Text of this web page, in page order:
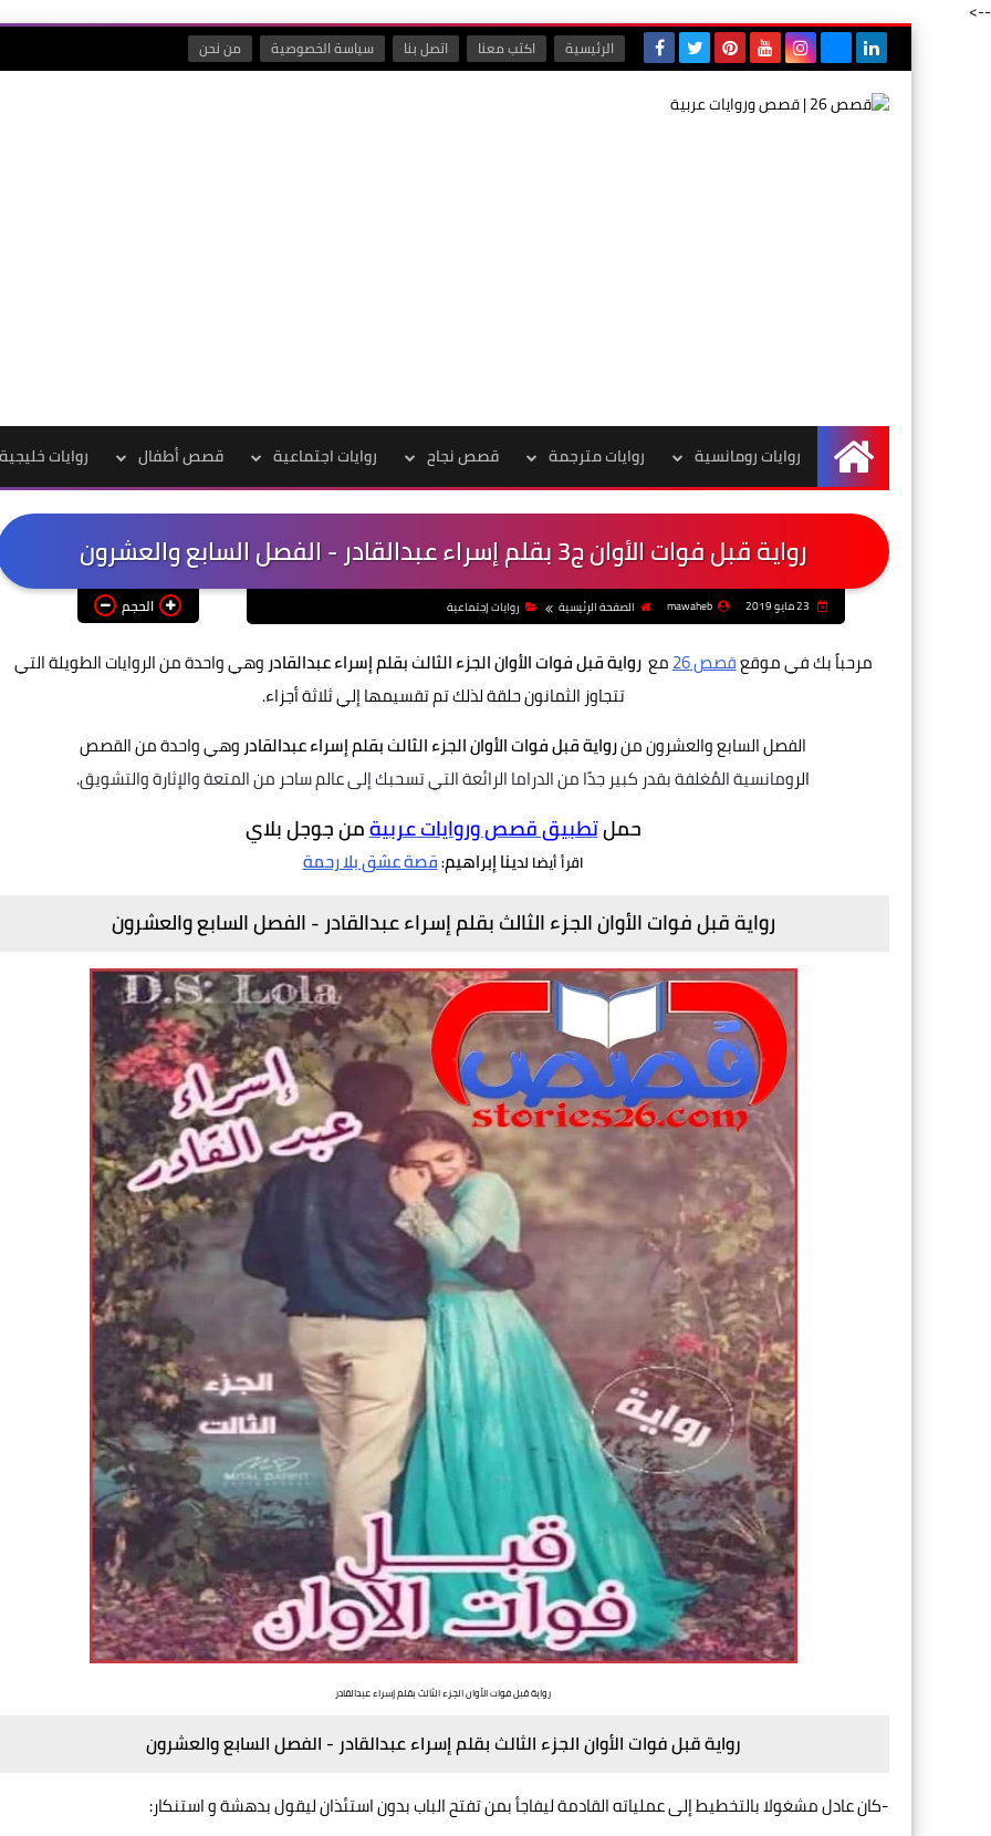
-->
الرئيسية اكتب معنا اتصل بنا سياسة الخصوصية من نحن
الرئيسية
روايات رومانسية روايات مترجمة قصص نجاح روايات اجتماعية قصص أطفال روايات خليجية
رواية قبل فوات الأوان ج3 بقلم إسراء عبدالقادر - الفصل السابع والعشرون
mawaheb الصفحة الرئيسية روايات إجتماعية الحجم
مرحباً بك في موقعقصص 26 معرواية قبل فوات الأوان الجزء الثالث بقلم إسراء عبدالقادروهي واحدة من الروايات الطويلة التي
تتجاوز الثمانون حلقة لذلك تم تقسيمها إلي ثلاثة أجزاء.
الفصل السابع والعشرون منرواية قبل فوات الأوان الجزء الثالث بقلم إسراء عبدالقادروهي واحدة من القصص
الرومانسيةالمُغلفةبقدر كبير جدًا من الدراماالرائعةالتي تسحبك إلى عالم ساحر من المتعة والإثارة والتشويق.
حملتطبيق قصص وروايات عربيةمن جوجل بلاي
اقرأ أيضا لدينا إبراهيم:قصة عشق بلا رحمة
رواية قبل فوات الأوان الجزء الثالث بقلم إسراء عبدالقادر -الفصل السابع والعشرون
رواية قبل فوات الأوان الجزء الثالث بقلم إسراء عبدالقادر
رواية قبل فوات الأوان الجزء الثالث بقلم إسراء عبدالقادر - الفصل السابع والعشرون
-كان عادل مشغولا بالتخطيط إلى عملياته القادمة ليفاجأ بمن تفتح الباب بدون استئذان ليقول بدهشة و استنكار: